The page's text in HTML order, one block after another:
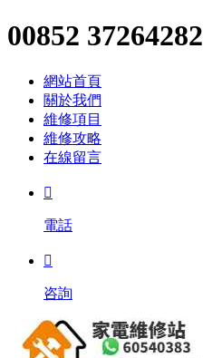
00852 37264282
網站首頁
關於我們
維修項目
維修攻略
在線留言

電話

咨詢